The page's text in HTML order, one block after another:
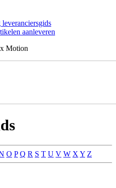
aanleveren
Motion
O P Q R S T U V W X Y Z